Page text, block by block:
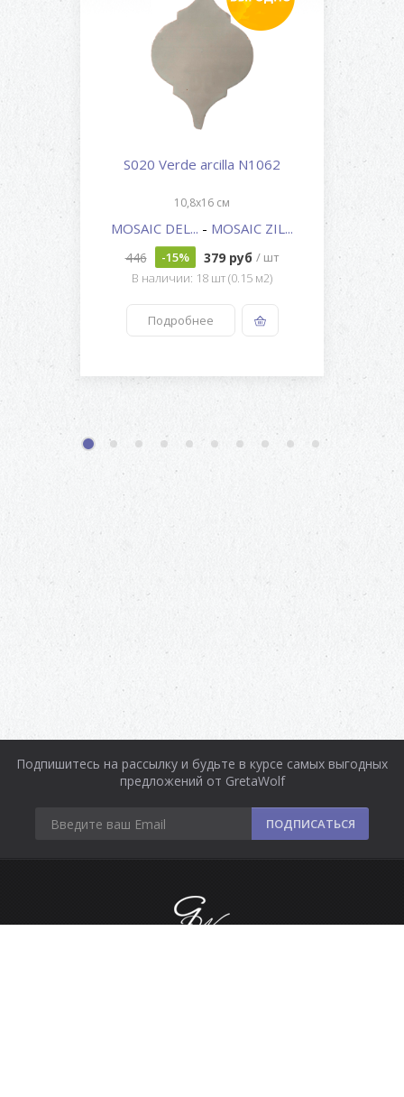
S020 Verde arcilla N1062
10,8x16 см
MOSAIC DEL... - MOSAIC ZIL...
446 -15% 379 руб / шт
В наличии: 18 шт (0.15 м2)
Подробнее
1 2 3 4 5 6 7 8 9 10
Подпишитесь на рассылку и будьте в курсе самых выгодных
предложений от GretaWolf
ПОДПИСАТЬСЯ